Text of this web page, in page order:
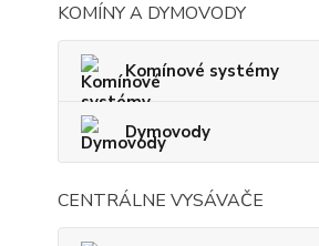
KOMÍNY A DYMOVODY
Komínové systémy
Dymovody
CENTRÁLNE VYSÁVAČE